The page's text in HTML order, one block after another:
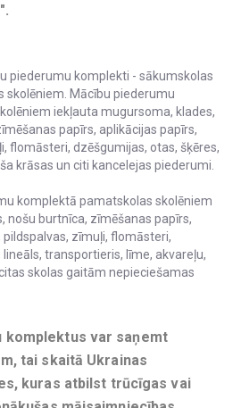
piederumu komplekti - sākumskolas
skolēniem. Mācību piederumu
iekļauta mugursoma, klades,
papīrs, aplikācijas papīrs,
flomāsteri, dzēšgumijas, otas, šķēres,
krāsas un citi kancelejas piederumi.
komplektā pamatskolas skolēniem
nošu burtnīca, zīmēšanas papīrs,
zīmuļi, flomāsteri,
transportieris, līme, akvareļu,
skolas gaitām nepieciešamas
komplektus var saņemt
tai skaitā Ukrainas
kuras atbilst trūcīgas vai